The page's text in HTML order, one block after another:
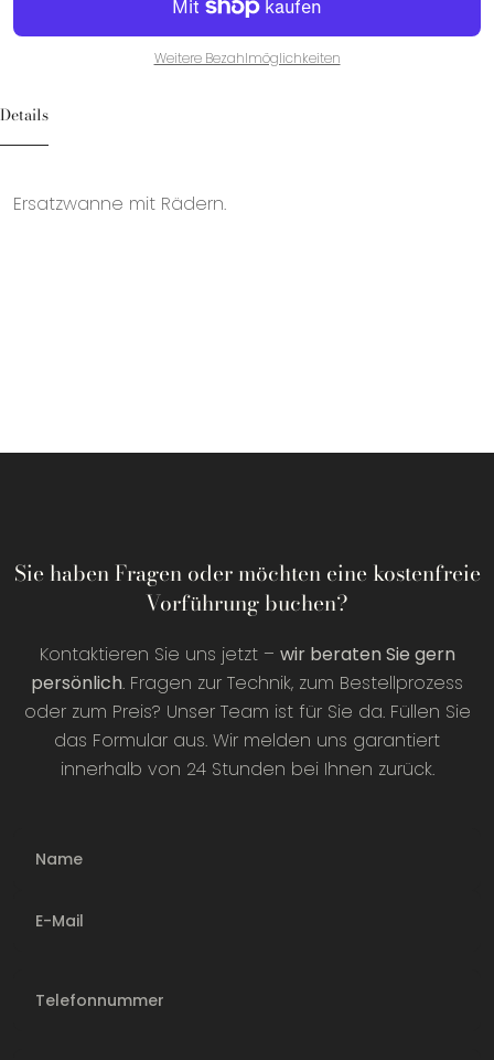
Weitere Bezahlmöglichkeiten
Details
Ersatzwanne mit Rädern.
Sie haben Fragen oder möchten eine kostenfreie
Vorführung buchen?
Kontaktieren Sie uns jetzt – wir beraten Sie gern
persönlich. Fragen zur Technik, zum Bestellprozess
oder zum Preis? Unser Team ist für Sie da. Füllen Sie
das Formular aus. Wir melden uns garantiert
innerhalb von 24 Stunden bei Ihnen zurück.